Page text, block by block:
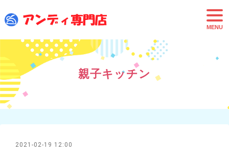
t
o
g
n
親子キッチン
2021-02-19 12:00